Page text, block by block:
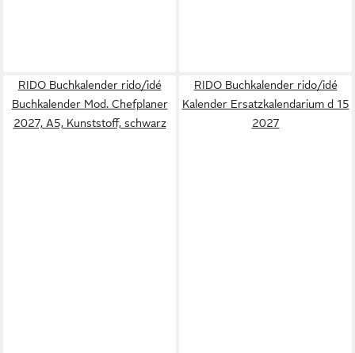
RIDO Buchkalender rido/idé
Buchkalender Mod. Chefplaner
2027, A5, Kunststoff, schwarz
RIDO Buchkalender rido/idé
Kalender Ersatzkalendarium d 15
2027